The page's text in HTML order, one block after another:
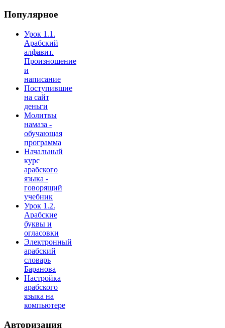
Популярное
Урок 1.1.
Арабский
алфавит.
Произношение
и
написание
Поступившие
на сайт
деньги
Молитвы
намаза -
обучающая
программа
Начальный
курс
арабского
языка -
говорящий
учебник
Урок 1.2.
Арабские
буквы и
огласовки
Электронный
арабский
словарь
Баранова
Настройка
арабского
языка на
компьютере
Авторизация